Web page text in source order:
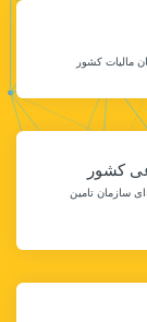
مالیات كشور
کشور
سازمان تامین